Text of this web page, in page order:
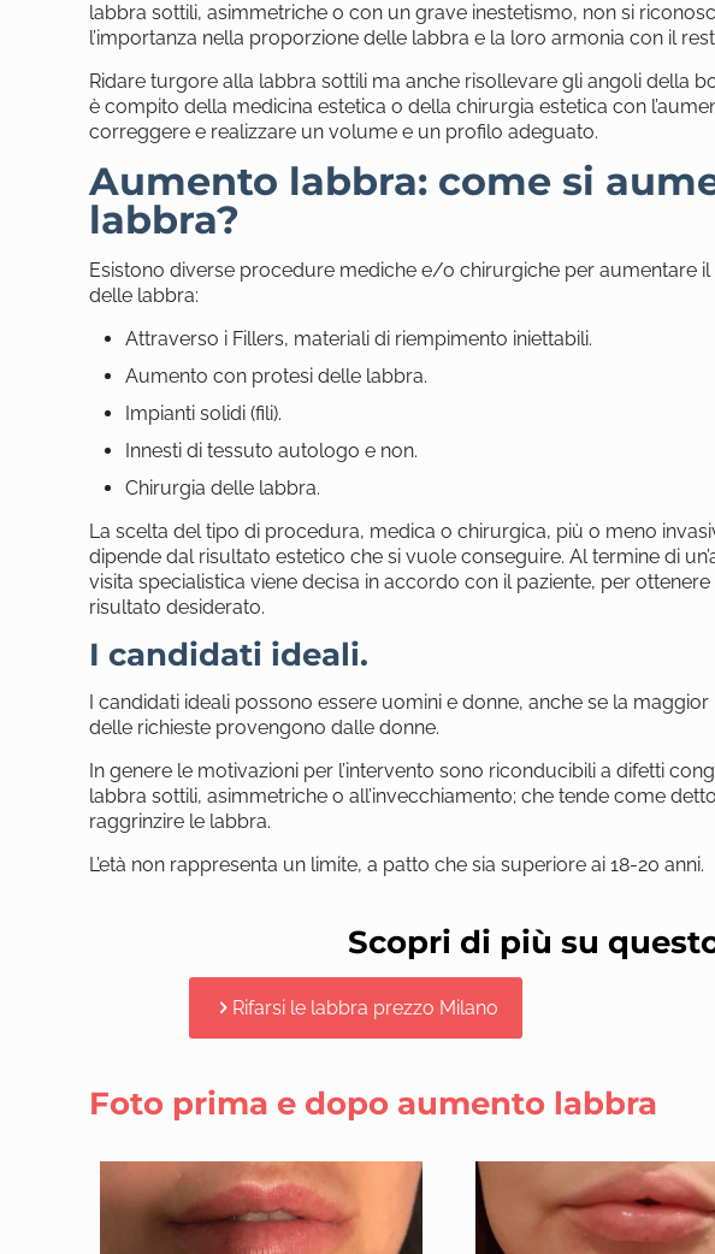
labbra sottili, asimmetriche o con un grave inestetismo, non si
l’importanza nella proporzione delle labbra e la loro armonia con il
Ridare turgore alla labbra sottili ma anche risollevare gli angoli della
è compito della medicina estetica o della chirurgia estetica con
correggere e realizzare un volume e un profilo adeguato.
Aumento labbra: come si
labbra?
Esistono diverse procedure mediche e/o chirurgiche per aumentare
delle labbra:
Attraverso i Fillers, materiali di riempimento iniettabili.
Aumento con protesi delle labbra.
Impianti solidi (fili).
Innesti di tessuto autologo e non.
Chirurgia delle labbra.
La scelta del tipo di procedura, medica o chirurgica, più o meno
dipende dal risultato estetico che si vuole conseguire. Al termine di
visita specialistica viene decisa in accordo con il paziente, per ottenere
risultato desiderato.
I candidati ideali.
I candidati ideali possono essere uomini e donne, anche se la maggior
delle richieste provengono dalle donne.
In genere le motivazioni per l’intervento sono riconducibili a difetti
labbra sottili, asimmetriche o all’invecchiamento; che tende come
raggrinzire le labbra.
L’età non rappresenta un limite, a patto che sia superiore ai 18-20 anni.
Scopri di più su
Rifarsi le labbra prezzo Milano
Foto prima e dopo aumento labbra